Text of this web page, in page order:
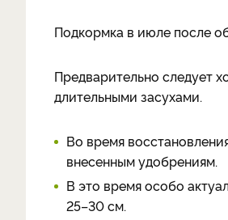
Подкормка в июле после
Предварительно следует
длительными засухами.
Во время
внесенным удобрениям.
В это время особо
25–30 см.